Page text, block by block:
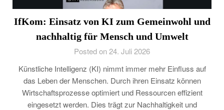
IfKom: Einsatz von KI zum Gemeinwohl und
nachhaltig für Mensch und Umwelt
Posted on 24. Juli 2026
Künstliche Intelligenz (KI) nimmt immer mehr Einfluss auf
das Leben der Menschen. Durch ihren Einsatz können
Wirtschaftsprozesse optimiert und Ressourcen effizient
eingesetzt werden. Dies trägt zur Nachhaltigkeit und